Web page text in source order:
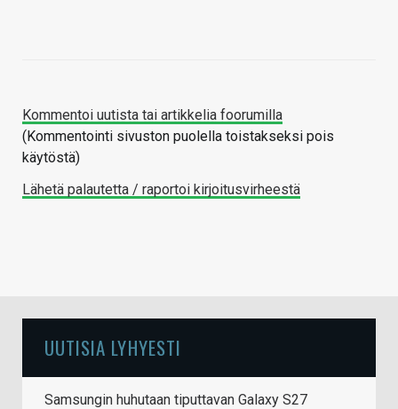
Kommentoi uutista tai artikkelia foorumilla
(Kommentointi sivuston puolella toistakseksi pois
käytöstä)
Lähetä palautetta / raportoi kirjoitusvirheestä
UUTISIA LYHYESTI
Samsungin huhutaan tiputtavan Galaxy S27